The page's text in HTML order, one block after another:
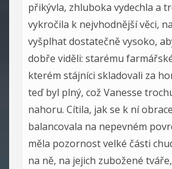
přikývla, zhluboka vydechla a
vykročila k nejvhodnější věci,
vyšplhat dostatečně vysoko,
dobře viděli: starému
kterém stájníci skladovali za
teď byl plný, což Vanesse
nahoru. Cítila, jak se k ní
balancovala na nepevném
měla pozornost velké části
na ně, na jejich zubožené